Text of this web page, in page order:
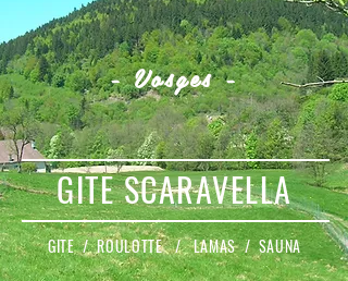
- Vosges -
GITE SCARAVELLA
GITE / ROULOTTE / LAMAS / SAUNA